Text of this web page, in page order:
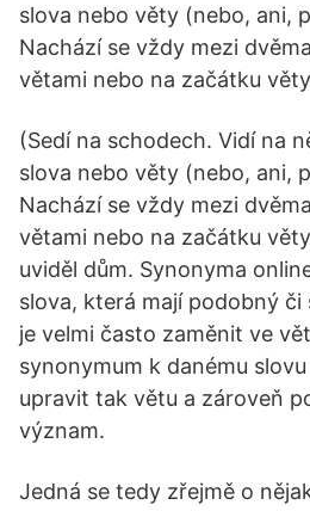
slova nebo věty (nebo, ani,
Nachází se vždy mezi
větami nebo na začátku
(Sedí na schodech. Vidí na
slova nebo věty (nebo, ani,
Nachází se vždy mezi
větami nebo na začátku
uviděl dům. Synonyma
slova, která mají podobný
je velmi často zaměnit ve
synonymum k danému
upravit tak větu a zároveň
význam.
Jedná se tedy zřejmě o